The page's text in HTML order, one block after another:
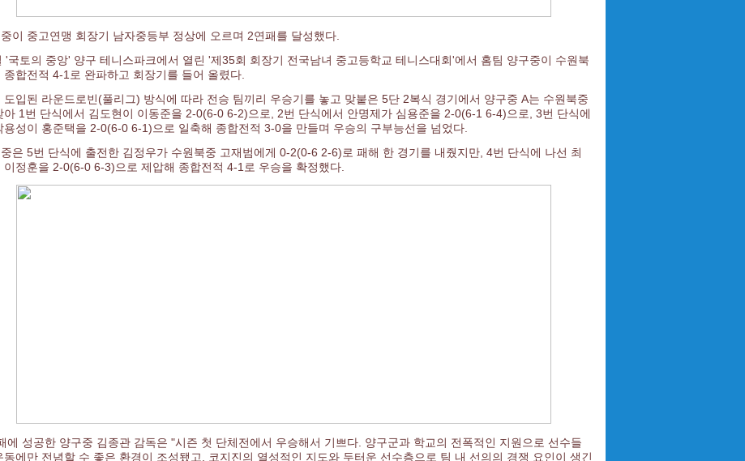
이 중고연맹 회장기 남자중등부 정상에 오르며 2연패를 달성했다.
'국토의 중앙' 양구 테니스파크에서 열린 '제35회 회장기 전국남녀 중고등학교 테니스대회'에서 홈팀 양구중이 수원북
종합전적 4-1로 완파하고 회장기를 들어 올렸다.
도입된 라운드로빈(풀리그) 방식에 따라 전승 팀끼리 우승기를 놓고 맞붙은 5단 2복식 경기에서 양구중 A는 수원북중
아 1번 단식에서 김도현이 이동준을 2-0(6-0 6-2)으로, 2번 단식에서 안명제가 심용준을 2-0(6-1 6-4)으로, 3번 단식에
용성이 홍준택을 2-0(6-0 6-1)으로 일축해 종합전적 3-0을 만들며 우승의 구부능선을 넘었다.
은 5번 단식에 출전한 김정우가 수원북중 고재범에게 0-2(0-6 2-6)로 패해 한 경기를 내줬지만, 4번 단식에 나선 최
이정훈을 2-0(6-0 6-3)으로 제압해 종합전적 4-1로 우승을 확정했다.
에 성공한 양구중 김종관 감독은 "시즌 첫 단체전에서 우승해서 기쁘다. 양구군과 학교의 전폭적인 지원으로 선수들
동에만 전념할 수 좋은 환경이 조성됐고, 코지진의 열성적인 지도와 두터운 선수층으로 팀 내 선의의 경쟁 요인이 생긴